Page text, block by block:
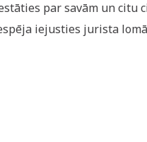
par savām un citu
iejusties jurista